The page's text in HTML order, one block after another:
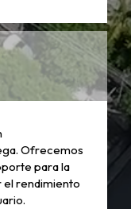
Ofrecemos
para la
el rendimiento